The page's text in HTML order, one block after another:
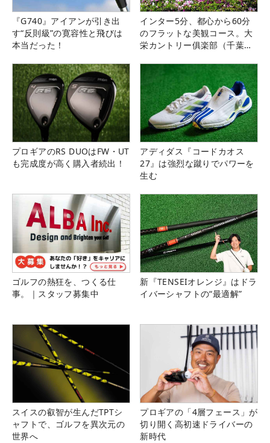
『G740』アイアンが引き出
す“反則級”の寛容性と飛びは
本当だった！
インター5分、都心から60分
のフラットな美観コース。大
栄カントリー俱楽部（千葉
プロギアのRS DUOはFW・UT
も完成度が高く購入者続出！
アディダス『コードカオス
27』は強烈な蹴りでパワーを
生む
ゴルフの熱狂を、つくる仕
事。｜スタッフ募集中
新『TENSEIオレンジ』はドラ
イバーシャフトの“最適解”
スイスの叡智が生んだTPTシ
ャフトで、ゴルフを異次元の
世界へ
プロギアの「4層フェース」が
切り開く高初速ドライバーの
新時代